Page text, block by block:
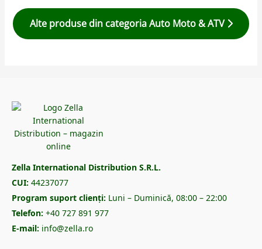
Alte produse din categoria Auto Moto & ATV
Zella International Distribution S.R.L.
CUI: 44237077
Program suport clienți: Luni – Duminică, 08:00 – 22:00
Telefon: +40 727 891 977
E-mail: info@zella.ro